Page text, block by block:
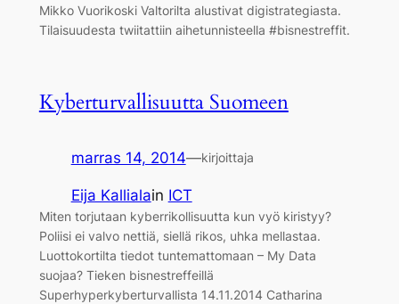
Mikko Vuorikoski Valtorilta alustivat digistrategiasta.
Tilaisuudesta twiitattiin aihetunnisteella #bisnestreffit.
Kyberturvallisuutta Suomeen
marras 14, 2014—kirjoittaja
Eija Kallialain ICT
Miten torjutaan kyberrikollisuutta kun vyö kiristyy?
Poliisi ei valvo nettiä, siellä rikos, uhka mellastaa.
Luottokortilta tiedot tuntemattomaan – My Data
suojaa? Tieken bisnestreffeillä
Superhyperkyberturvallista 14.11.2014 Catharina